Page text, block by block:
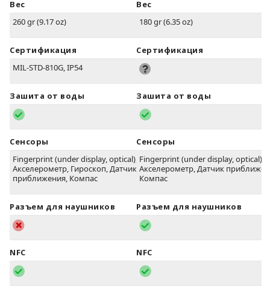
Вес
260 gr (9.17 oz)
Сертификация
MIL-STD-810G, IP54
Зашита от воды
Сенсоры
Fingerprint (under display, optical),
Акселерометр, Гироскоп, Датчик
приближения, Компас
Разъем для наушников
NFC
Вес
180 gr (6.35 oz)
Сертификация
Зашита от воды
Сенсоры
Fingerprint (under display, optical),
Акселерометр, Датчик
Компас
Разъем для наушников
NFC